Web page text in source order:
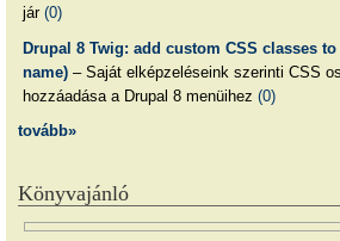
jár (0)
Drupal 8 Twig: add custom CSS classes
name)– Saját elképzeléseink szerinti CSS
hozzáadása a Drupal 8 menüihez (0)
tovább»
Könyvajánló